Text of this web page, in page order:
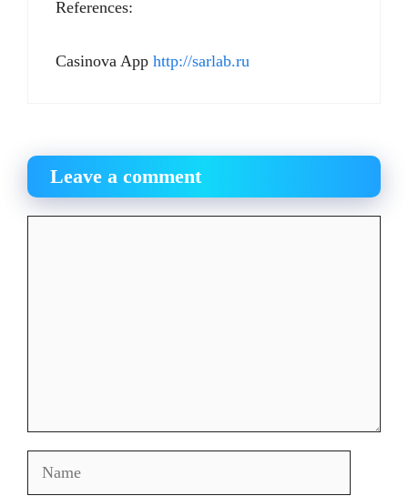
References:
Casinova App http://sarlab.ru
Leave a comment
Name